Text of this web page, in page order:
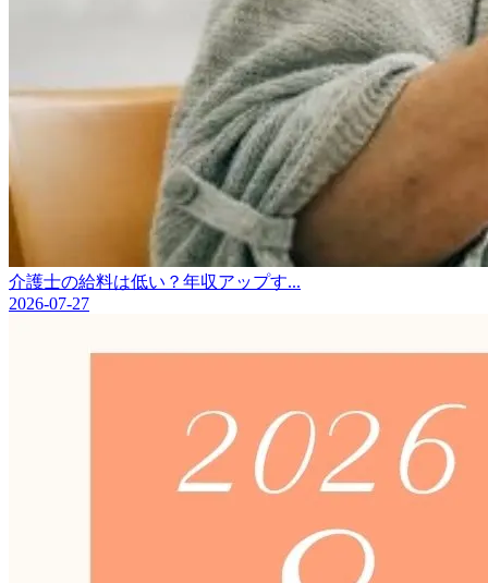
介護士の給料は低い？年収アップす...
2026-07-27